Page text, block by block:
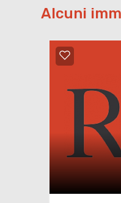
Alcuni